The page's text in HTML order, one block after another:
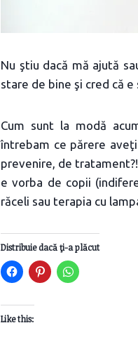
Nu ştiu dacă mă ajută
stare de bine şi cred că
Cum sunt la modă
întrebam ce părere
prevenire, de
e vorba de copii
răceli sau terapia cu
Distribuie dacă ţi-a plăcut
Like this: